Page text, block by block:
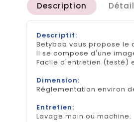
Description
Descriptif:
Betybab vous propose
Il se compose d'une
Facile d'entretien (testé)
Dimension:
Réglementation environ
Entretien:
Lavage main ou machine.